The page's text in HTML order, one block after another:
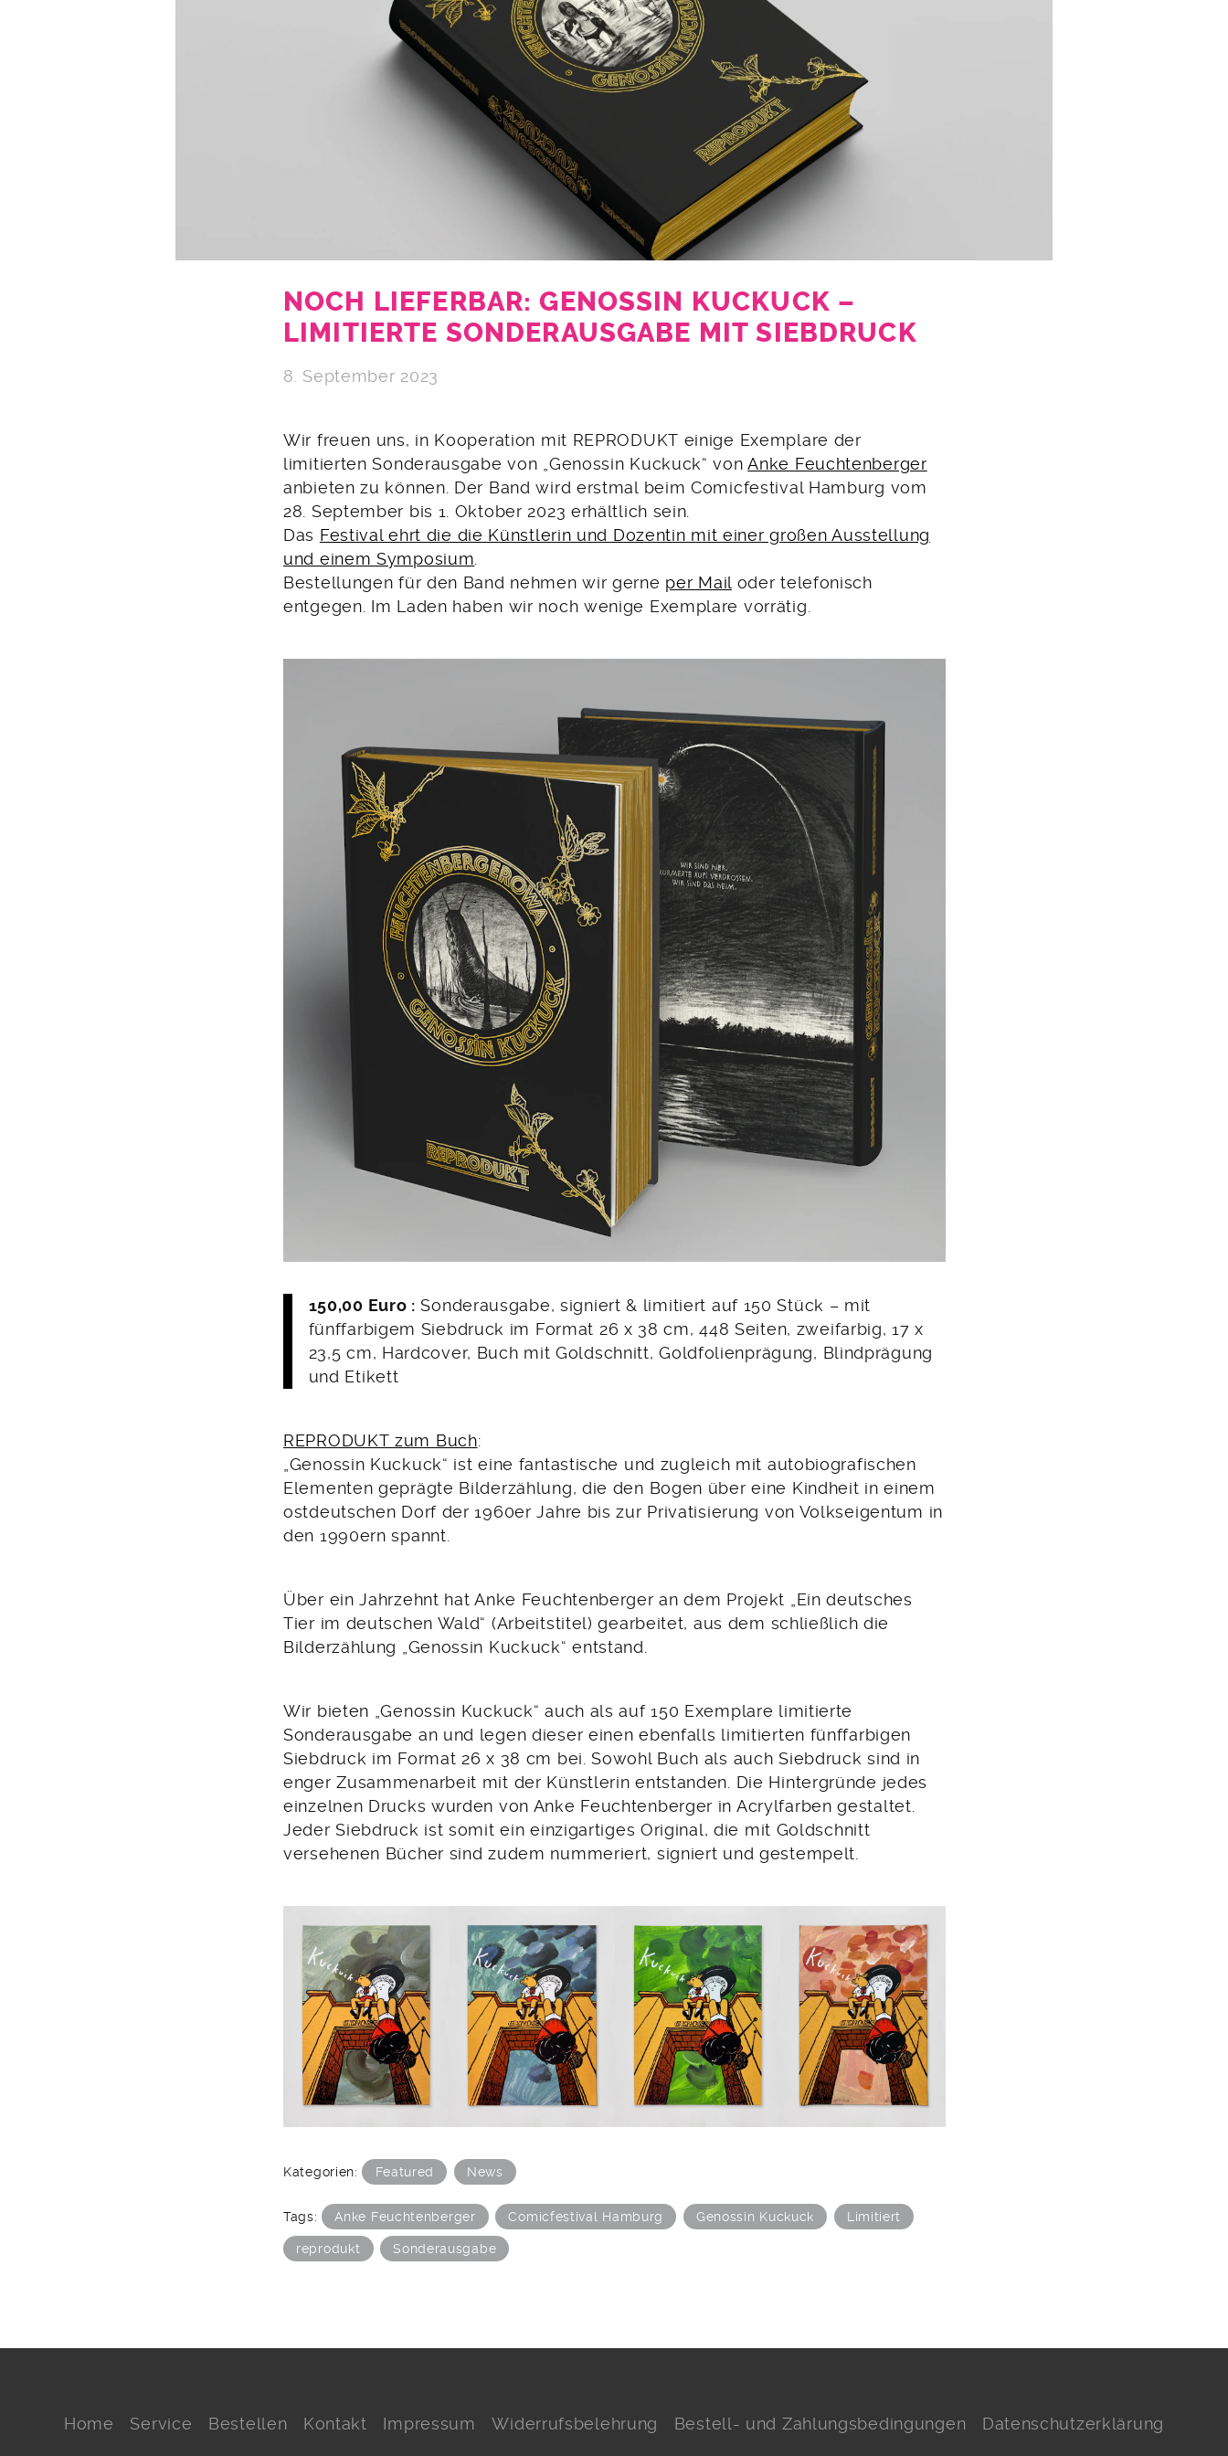
NOCH LIEFERBAR: GENOSSIN KUCKUCK –
LIMITIERTE SONDERAUSGABE MIT SIEBDRUCK
8. September 2023
Wir freuen uns, in Kooperation mit REPRODUKT einige Exemplare der
limitierten Sonderausgabe von „Genossin Kuckuck“ vonAnke Feuchtenberger
anbieten zu können. Der Band wird erstmal beim Comicfestival Hamburg vom
28. September bis 1. Oktober 2023 erhältlich sein.
Das Festival ehrt die die Künstlerin und Dozentin mit einer großen Ausstellung
und einem Symposium.
Bestellungen für den Band nehmen wir gerne per Mailoder telefonisch
entgegen. Im Laden haben wir noch wenige Exemplare vorrätig.
150,00 Euro : Sonderausgabe, signiert & limitiert auf 150 Stück – mit
fünffarbigem Siebdruck im Format 26 x 38 cm, 448 Seiten, zweifarbig, 17 x
23,5 cm, Hardcover, Buch mit Goldschnitt, Goldfolienprägung, Blindprägung
und Etikett
REPRODUKT zum Buch:
„Genossin Kuckuck“ ist eine fantastische und zugleich mit autobiografischen
Elementen geprägte Bilderzählung, die den Bogen über eine Kindheit in einem
ostdeutschen Dorf der 1960er Jahre bis zur Privatisierung von Volkseigentum in
den 1990ern spannt.
Über ein Jahrzehnt hat Anke Feuchtenberger an dem Projekt „Ein deutsches
Tier im deutschen Wald“ (Arbeitstitel) gearbeitet, aus dem schließlich die
Bilderzählung „Genossin Kuckuck“ entstand.
Wir bieten „Genossin Kuckuck“ auch als auf 150 Exemplare limitierte
Sonderausgabe an und legen dieser einen ebenfalls limitierten fünffarbigen
Siebdruck im Format 26 x 38 cm bei. Sowohl Buch als auch Siebdruck sind in
enger Zusammenarbeit mit der Künstlerin entstanden. Die Hintergründe jedes
einzelnen Drucks wurden von Anke Feuchtenberger in Acrylfarben gestaltet.
Jeder Siebdruck ist somit ein einzigartiges Original, die mit Goldschnitt
versehenen Bücher sind zudem nummeriert, signiert und gestempelt.
Kategorien: Featured News
Tags: Anke Feuchtenberger Comicfestival Hamburg Genossin Kuckuck Limitiert
reprodukt Sonderausgabe
Home Service Bestellen Kontakt Impressum Widerrufsbelehrung Bestell- und Zahlungsbedingungen Datenschutzerklärung